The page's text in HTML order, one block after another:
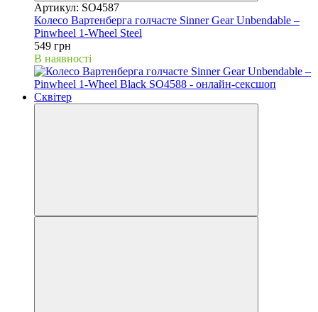
Артикул: SO4587
Колесо Вартенберга голчасте Sinner Gear Unbendable –
Pinwheel 1-Wheel Steel
549 грн
В наявності